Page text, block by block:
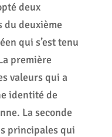
deux
deuxième
qui s’est tenu
première
valeurs qui a
identité de
La seconde
principales qui